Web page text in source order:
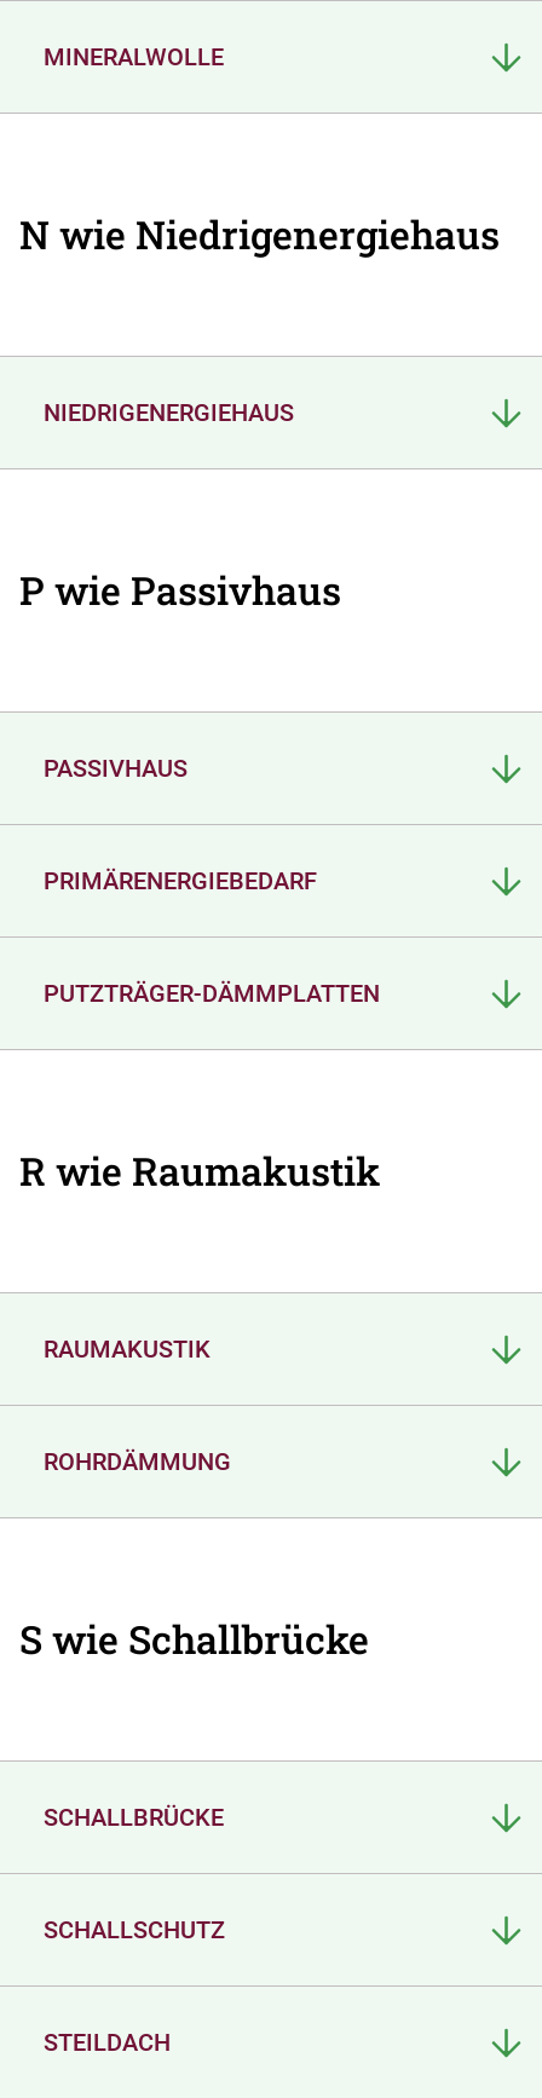
MINERALWOLLE
N wie Niedrigenergiehaus
NIEDRIGENERGIEHAUS
P wie Passivhaus
PASSIVHAUS
PRIMÄRENERGIEBEDARF
PUTZTRÄGER-DÄMMPLATTEN
R wie Raumakustik
RAUMAKUSTIK
ROHRDÄMMUNG
S wie Schallbrücke
SCHALLBRÜCKE
SCHALLSCHUTZ
STEILDACH